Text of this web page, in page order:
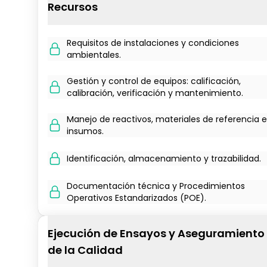
Recursos
Requisitos de instalaciones y condiciones
ambientales.
Gestión y control de equipos: calificación,
calibración, verificación y mantenimiento.
Manejo de reactivos, materiales de referencia e
insumos.
Identificación, almacenamiento y trazabilidad.
Documentación técnica y Procedimientos
Operativos Estandarizados (POE).
Ejecución de Ensayos y Aseguramiento
de la Calidad